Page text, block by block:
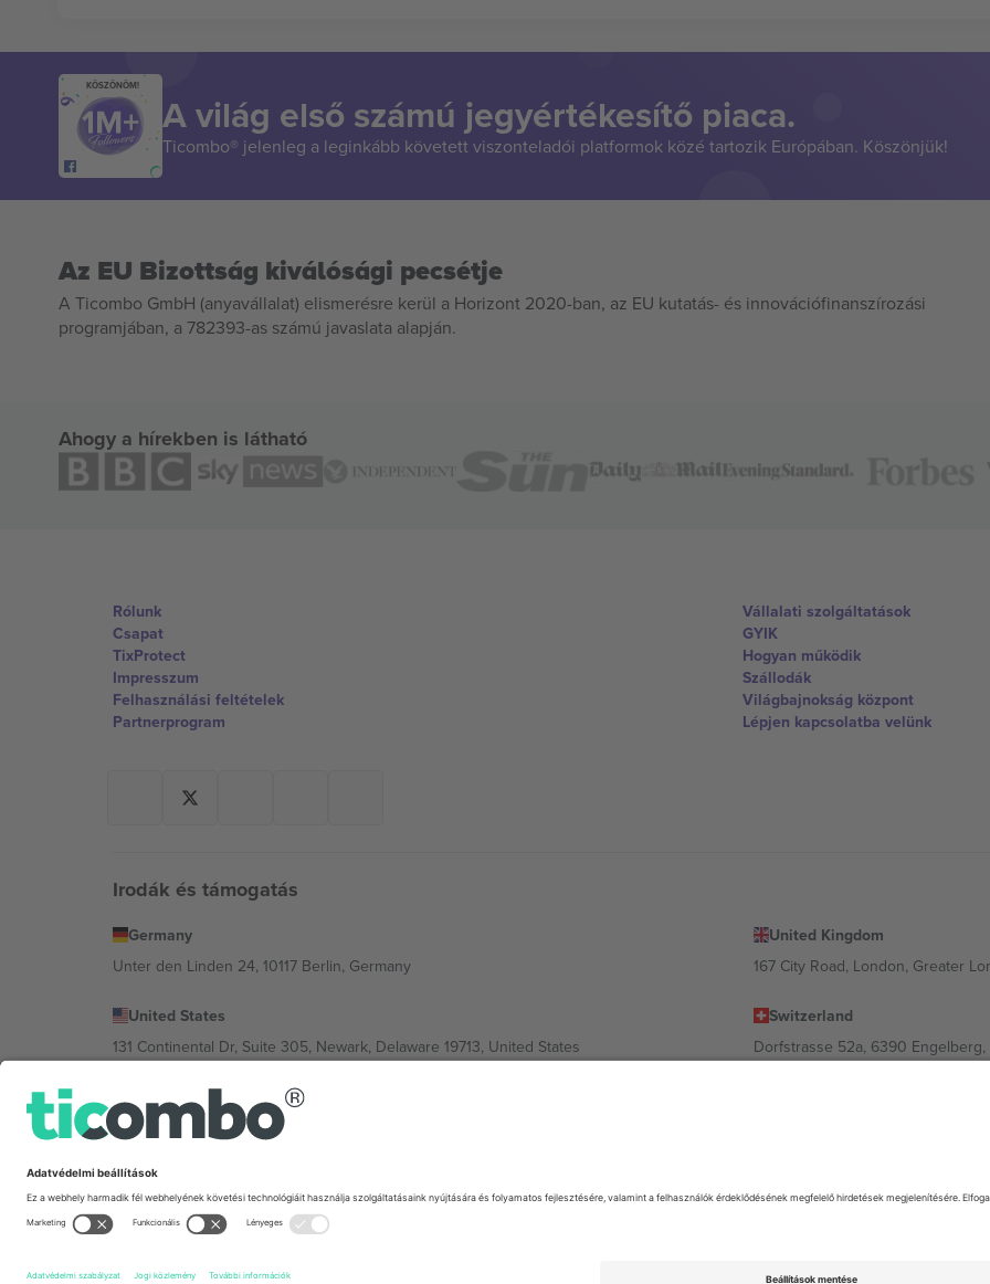
KÖSZÖNÖM!
A világ első számú jegyértékesítő piaca.
Ticombo® jelenleg a leginkább követett viszonteladói platformok közé tartozik Európában. Köszönjük!
Az EU Bizottság kiválósági pecsétje
A Ticombo GmbH (anyavállalat) elismerésre kerül a Horizont 2020-ban, az EU kutatás- és innovációfinanszírozási
programjában, a 782393-as számú javaslata alapján.
Ahogy a hírekben is látható
Rólunk
Csapat
TixProtect
Impresszum
Felhasználási feltételek
Partnerprogram
Vállalati szolgáltatások
GYIK
Hogyan működik
Szállodák
Világbajnokság központ
Lépjen kapcsolatba velünk
Irodák és támogatás
Germany
Unter den Linden 24, 10117 Berlin, Germany
United Kingdom
167 City Road, London, Greater
United States
131 Continental Dr, Suite 305, Newark, Delaware 19713, United States
Switzerland
Dorfstrasse 52a, 6390
Bulgaria
Regus Sofia City West, bul Totleben 53-55, 1606 Sofia, Bulgaria
Mexico
Av Chapultepec 360, Roma Norte, Cuauhtémoc, 06700 Ciudad de México, CDMX, Mexico
Feltételeket., Impresszumés